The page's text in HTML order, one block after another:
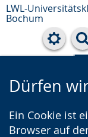
LWL-
Bochum
Dürfen
Ein Cookie ist
Browser auf